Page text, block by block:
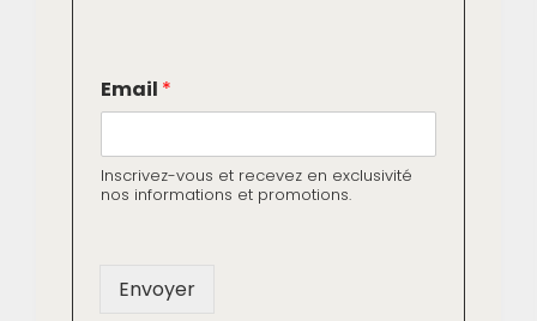
Biographie de Lionel Ballet, DG de l’entreprise Matières
m
a
l
*
Email *
Inscrivez-vous et recevez en exclusivité
nos informations et promotions.
Envoyer